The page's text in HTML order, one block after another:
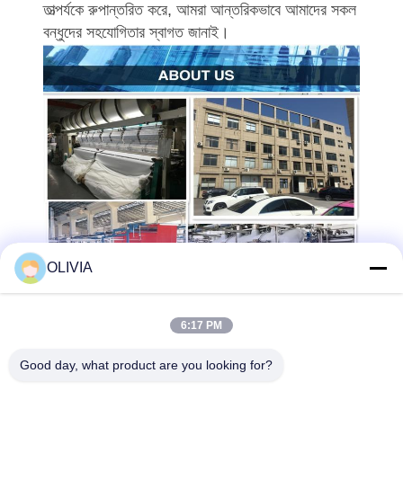
তাত্পর্যকে রুপান্তরিত করে, আমরা আন্তরিকভাবে আমাদের সকল
বন্ধুদের সহযোগিতার স্বাগত জানাই।
OLIVIA
6:17 PM
Good day, what product are you looking for?